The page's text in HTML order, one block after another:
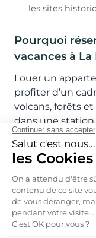
les sites
Pourquoi
vacances à
Louer un
profiter d’un
volcans, forêts
dans une
se ressourcer.
ski du Sancy et
Découvrir une
(truffade,
Bénéficier d’un
fonctionnel,